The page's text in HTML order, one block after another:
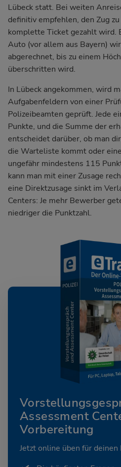
Lübeck statt. Bei weiten
definitiv empfehlen, den Zug
komplette Ticket gezahlt wird.
Auto (vor allem aus Bayern)
abgerechnet, bis zu einem
überschritten wird.
In Lübeck angekommen, wird
Aufgabenfeldern von einer
Polizeibeamten geprüft. Jede
Punkte, und die Summe der
entscheidet darüber, ob man
die Warteliste kommt oder
ungefähr mindestens 115
kann man mit einer Zusage
eine Direktzusage sinkt im
Centers: Je mehr Bewerber
niedriger die Punktzahl.
Assessment
Vorbereitung
Jetzt online üben für deinen